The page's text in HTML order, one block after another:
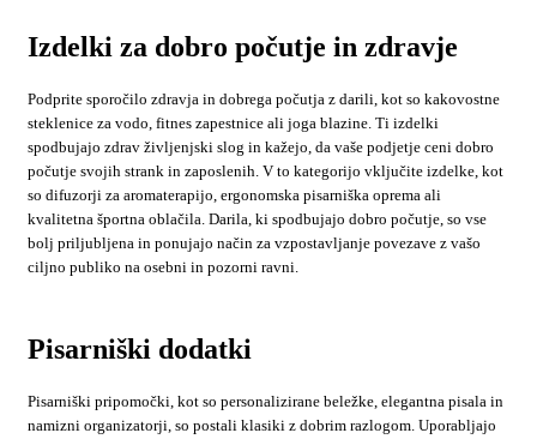
Izdelki za dobro počutje in zdravje
Podprite sporočilo zdravja in dobrega počutja z darili, kot so kakovostne
steklenice za vodo, fitnes zapestnice ali joga blazine. Ti izdelki
spodbujajo zdrav življenjski slog in kažejo, da vaše podjetje ceni dobro
počutje svojih strank in zaposlenih. V to kategorijo vključite izdelke, kot
so difuzorji za aromaterapijo, ergonomska pisarniška oprema ali
kvalitetna športna oblačila. Darila, ki spodbujajo dobro počutje, so vse
bolj priljubljena in ponujajo način za vzpostavljanje povezave z vašo
ciljno publiko na osebni in pozorni ravni.
Pisarniški dodatki
Pisarniški pripomočki, kot so personalizirane beležke, elegantna pisala in
namizni organizatorji, so postali klasiki z dobrim razlogom. Uporabljajo